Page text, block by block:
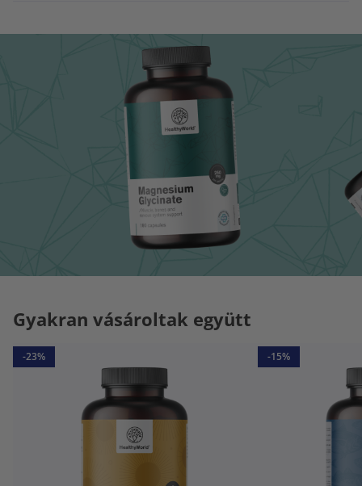
Gyakran vásároltak együtt
-23% -15%